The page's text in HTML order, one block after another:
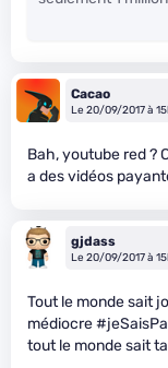
Cacao
Le 20/09/2017 à
Bah, youtube red ?
a des vidéos
gjdass
Le 20/09/2017 à
Tout le monde sait
médiocre
tout le monde sait